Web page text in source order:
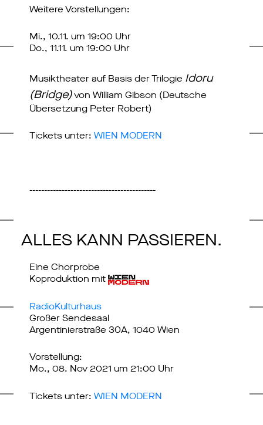
Weitere Vorstellungen:
Mi., 10.11. um 19:00 Uhr
Do., 11.11. um 19:00 Uhr
Musiktheater auf Basis der Trilogie Idoru
(Bridge)von William Gibson (Deutsche
Übersetzung Peter Robert)
Tickets unter: WIEN MODERN
-------------------------------------------
ALLES KANN PASSIEREN.
Eine Chorprobe
Koproduktion mit
RadioKulturhaus
Großer Sendesaal
Argentinierstraße 30A, 1040 Wien
Vorstellung:
Mo., 08. Nov 2021 um 21:00 Uhr
Tickets unter: WIEN MODERN